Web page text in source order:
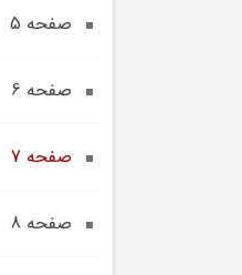
صفحه 5
صفحه 6
صفحه 7
صفحه 8